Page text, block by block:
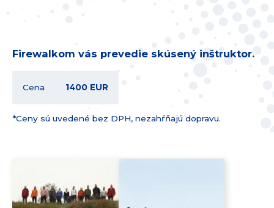
Firewalkom vás prevedie skúsený inštruktor.
Cena 1400 EUR
*Ceny sú uvedené bez DPH, nezahŕňajú dopravu.